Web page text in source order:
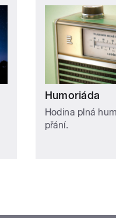
Humoriáda
Hodina plná
přání.